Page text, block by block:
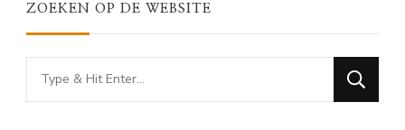
ZOEKEN OP DE WEBSITE
Looking
for